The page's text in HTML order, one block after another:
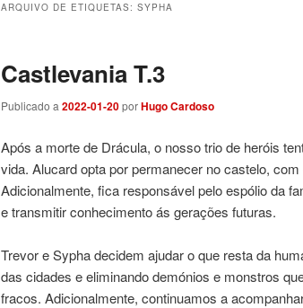
ARQUIVO DE ETIQUETAS: SYPHA
Castlevania T.3
Publicado a 2022-01-20porHugo Cardoso
Após a morte de Drácula, o nosso trio de heróis
vida. Alucard opta por permanecer no castelo,
Adicionalmente, fica responsável pelo espólio da
e transmitir conhecimento ás gerações futuras.
Trevor e Sypha decidem ajudar o que resta da
das cidades e eliminando demónios e monstros
fracos. Adicionalmente, continuamos a